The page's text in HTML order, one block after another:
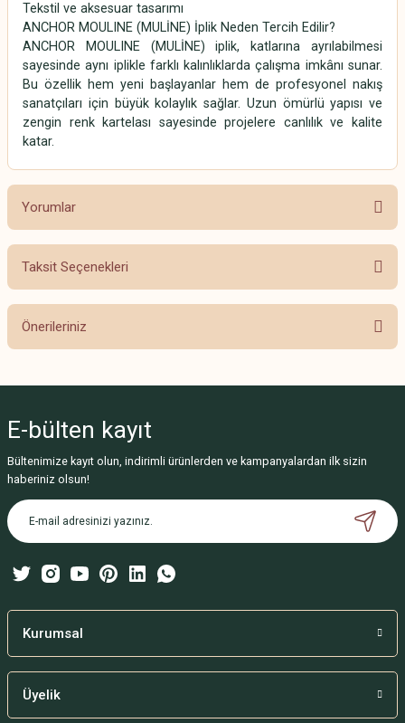
Tekstil ve aksesuar tasarımı
ANCHOR MOULINE (MULİNE) İplik Neden Tercih Edilir?
ANCHOR MOULINE (MULİNE) iplik, katlarına ayrılabilmesi
sayesinde aynı iplikle farklı kalınlıklarda çalışma imkânı sunar.
Bu özellik hem yeni başlayanlar hem de profesyonel nakış
sanatçıları için büyük kolaylık sağlar. Uzun ömürlü yapısı ve
zengin renk kartelası sayesinde projelere canlılık ve kalite
katar.
Yorumlar
Bu ürüne ilk yorumu siz yapın!
Taksit Seçenekleri
Önerileriniz
Görüş ve önerileriniz için teşekkür ederiz.
Ürün resmi kalitesiz, bozuk veya görüntülenemiyor.
Ürün açıklamasında eksik bilgiler bulunuyor.
Ürün bilgilerinde hatalar bulunuyor.
Bu ürüne benzer farklı alternatifler olmalı.
E-bülten kayıt
Bültenimize kayıt olun, indirimli ürünlerden ve kampanyalardan ilk sizin
haberiniz olsun!
Kurumsal
Üyelik